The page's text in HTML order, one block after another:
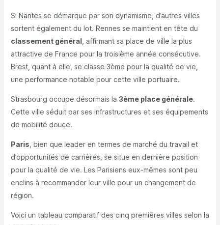
Si Nantes se démarque par son dynamisme, d’autres villes
sortent également du lot. Rennes se maintient en tête du
classement général, affirmant sa place de ville la plus
attractive de France pour la troisième année consécutive.
Brest, quant à elle, se classe 3ème pour la qualité de vie
une performance notable pour cette ville portuaire.
Strasbourg occupe désormais la 3ème place générale.
Cette ville séduit par ses infrastructures et ses équipements
de mobilité douce.
Paris , bien que leader en termes de marché du travail et
d’opportunités de carrières, se situe en dernière position
pour la qualité de vie. Les Parisiens eux-mêmes sont peu
enclins à recommander leur ville pour un changement de
région.
Voici un tableau comparatif des cinq premières villes selon la